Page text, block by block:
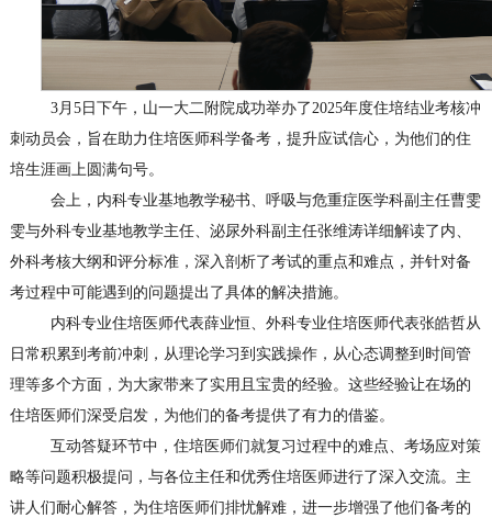
3月5日下午， 山一大二附院成功举办了2025年度住培结业考核冲
刺动员会，旨在助力住培医师科学备考，提升应试信心，为他们的住
培生涯画上圆满句号。
会上， 内科专业基地教学秘书、呼吸与危重症医学科副主任曹雯
雯与外科专业基地教学主任、泌尿外科副主任张维涛详细解读了内、
外科考核大纲和评分标准， 深入剖析了考试的重点和难点，并针对备
考过程中可能遇到的问题提出了具体的解决措施。
内科专业住培医师代表薛业恒、 外科专业住培医师代表张皓哲从
日常积累到考前冲刺，从理论学习到实践操作，从心态调整到时间管
理等多个方面，为大家带来了实用且宝贵的经验。这些经验让在场的
住培医师们深受启发，为他们的备考提供了有力的借鉴。
互动答疑环节中，住培医师们就复习过程中的难点、考场应对策
略等问题积极提问，与各位主任和优秀住培医师进行了深入交流。主
讲人们耐心解答，为住培医师们排忧解难，进一步增强了他们备考的